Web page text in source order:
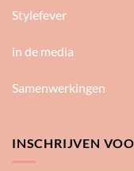
Stylefever
in de media
Samenwerkingen
INSCHRIJVEN